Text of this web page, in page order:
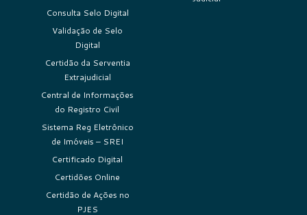
Consulta Selo Digital
Validação de Selo
Digital
Certidão da Serventia
Extrajudicial
Central de Informações
do Registro Civil
Sistema Reg Eletrônico
de Imóveis – SREI
Certificado Digital
Certidões Online
Certidão de Ações no
PJES